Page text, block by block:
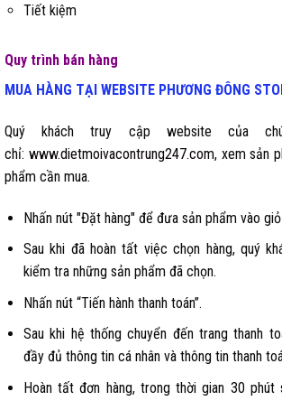
Tiết kiệm
Quy trình bán hàng
MUA HÀNG TẠI WEBSITE PHƯƠNG ĐÔNG
Quý khách truy cập website của
chỉ: www.dietmoivacontrung247.com, xem sản
phẩm cần mua.
Nhấn nút "Đặt hàng" để đưa sản phẩm vào giỏ
Sau khi đã hoàn tất việc chọn hàng, quý
kiểm tra những sản phẩm đã chọn.
Nhấn nút “Tiến hành thanh toán”.
Sau khi hệ thống chuyển đến trang thanh
đầy đủ thông tin cá nhân và thông tin thanh
Hoàn tất đơn hàng, trong thời gian 30 phút